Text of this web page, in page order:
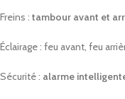
Freins : tambour avant et
Éclairage : feu avant, feu
Sécurité : alarme